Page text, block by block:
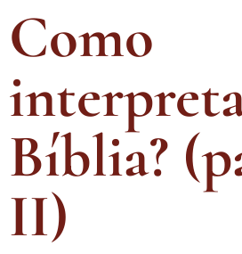
Como
Bíblia?
II)